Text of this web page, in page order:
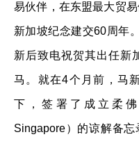
易伙伴，在东盟最大贸
新加坡纪念建交60周年
新后致电祝贺其出任新
马。就在4个月前，马
下，签署了成立柔
Singapore）的谅解备